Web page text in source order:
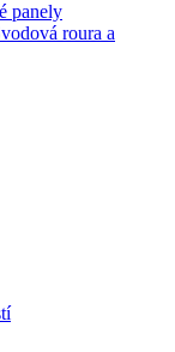
panely
roura a